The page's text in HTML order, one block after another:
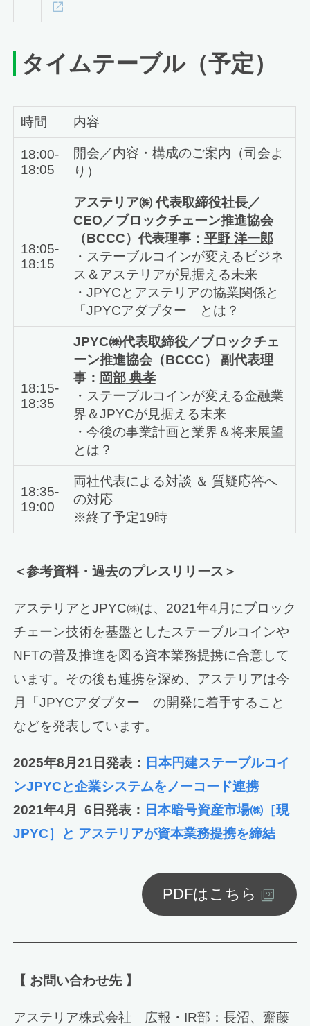
タイムテーブル（予定）
時間 内容
18:00-
18:05
開会／内容・構成のご案内（司会よ
り）
18:05-
18:15
アステリア㈱ 代表取締役社長／
CEO ／ブロックチェーン推進協会
（BCCC）代表理事： 平野 洋一郎
・ステーブルコインが変えるビジネ
ス＆アステリアが見据える未来
・JPYCとアステリアの協業関係と
「JPYCアダプター」とは？
18:15-
18:35
JPYC㈱代表取締役／ブロックチェ
ーン推進協会（BCCC） 副代表理
事： 岡部 典孝
・ステーブルコインが変える金融業
界＆JPYCが見据える未来
・今後の事業計画と業界＆将来展望
とは？
18:35-
19:00
両社代表による対談 ＆ 質疑応答へ
の対応
※終了予定19時
＜参考資料・過去のプレスリリース＞
アステリアとJPYC㈱は、2021年4月にブロック
チェーン技術を基盤としたステーブルコインや
NFTの普及推進を図る資本業務提携に合意して
います。その後も連携を深め、アステリアは今
月「JPYCアダプター」の開発に着手すること
などを発表しています。
2025年8月21日発表： 日本円建ステーブルコイ
ンJPYCと企業システムをノーコード連携
2021年4月 6日発表： 日本暗号資産市場㈱［現
JPYC］と アステリアが資本業務提携を締結
PDFはこちら
【 お問い合わせ先 】
アステリア株式会社 広報・IR部：長沼、齋藤